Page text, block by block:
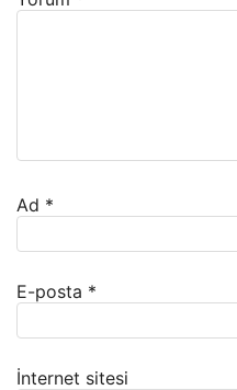
Ad *
E-posta *
İnternet sitesi